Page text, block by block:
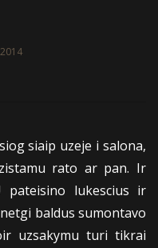
siaip uzeje i salona,
rato ar pan. Ir
pateisino lukescius ir
baldus sumontavo
uzsakymu turi tikrai